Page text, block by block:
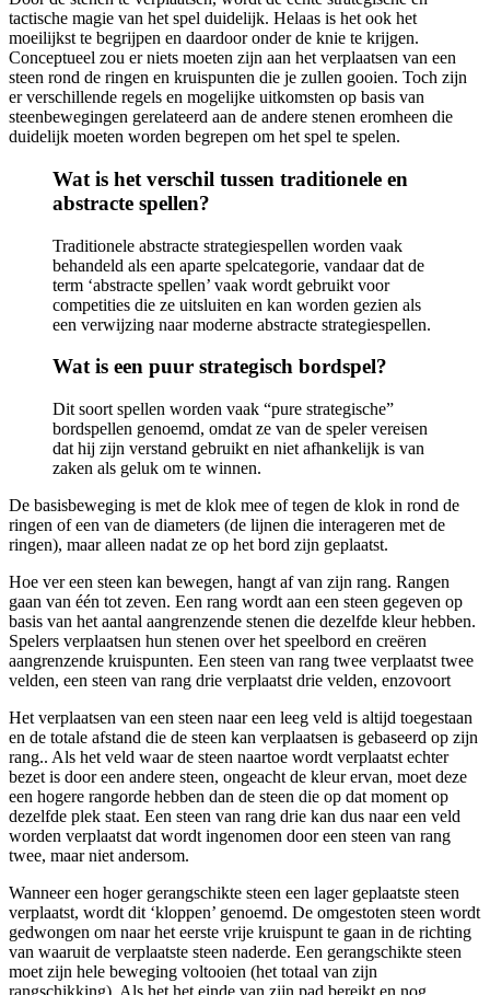
tactische magie van het spel duidelijk. Helaas is het ook het
moeilijkst te begrijpen en daardoor onder de knie te krijgen.
Conceptueel zou er niets moeten zijn aan het verplaatsen van een
steen rond de ringen en kruispunten die je zullen gooien. Toch zijn
er verschillende regels en mogelijke uitkomsten op basis van
steenbewegingen gerelateerd aan de andere stenen eromheen die
duidelijk moeten worden begrepen om het spel te spelen.
Wat is het verschil tussen traditionele en
abstracte spellen?
Traditionele abstracte strategiespellen worden vaak
behandeld als een aparte spelcategorie, vandaar dat de
term ‘abstracte spellen’ vaak wordt gebruikt voor
competities die ze uitsluiten en kan worden gezien als
een verwijzing naar moderne abstracte strategiespellen.
Wat is een puur strategisch bordspel?
Dit soort spellen worden vaak “pure strategische”
bordspellen genoemd, omdat ze van de speler vereisen
dat hij zijn verstand gebruikt en niet afhankelijk is van
zaken als geluk om te winnen.
De basisbeweging is met de klok mee of tegen de klok in rond de
ringen of een van de diameters (de lijnen die interageren met de
ringen), maar alleen nadat ze op het bord zijn geplaatst.
Hoe ver een steen kan bewegen, hangt af van zijn rang. Rangen
gaan van één tot zeven. Een rang wordt aan een steen gegeven op
basis van het aantal aangrenzende stenen die dezelfde kleur hebben.
Spelers verplaatsen hun stenen over het speelbord en creëren
aangrenzende kruispunten. Een steen van rang twee verplaatst twee
velden, een steen van rang drie verplaatst drie velden, enzovoort
Het verplaatsen van een steen naar een leeg veld is altijd toegestaan ​​
en de totale afstand die de steen kan verplaatsen is gebaseerd op zijn
rang.. Als het veld waar de steen naartoe wordt verplaatst echter
bezet is door een andere steen, ongeacht de kleur ervan, moet deze
een hogere rangorde hebben dan de steen die op dat moment op
dezelfde plek staat. Een steen van rang drie kan dus naar een veld
worden verplaatst dat wordt ingenomen door een steen van rang
twee, maar niet andersom.
Wanneer een hoger gerangschikte steen een lager geplaatste steen
verplaatst, wordt dit ‘kloppen’ genoemd. De omgestoten steen wordt
gedwongen om naar het eerste vrije kruispunt te gaan in de richting
van waaruit de verplaatste steen naderde. Een gerangschikte steen
moet zijn hele beweging voltooien (het totaal van zijn